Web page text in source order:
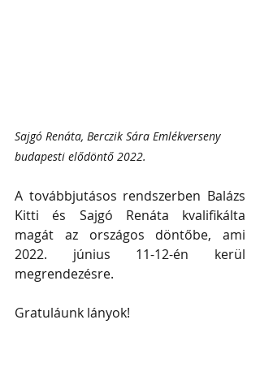
Sajgó Renáta, Berczik Sára Emlékverseny
budapesti elődöntő 2022.
A továbbjutásos rendszerben Balázs
Kitti és Sajgó Renáta kvalifikálta
magát az országos döntőbe, ami
2022. június 11-12-én kerül
megrendezésre.
Gratuláunk lányok!